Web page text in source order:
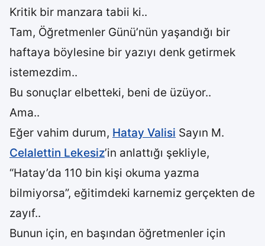
Kritik bir manzara tabii ki..
Tam, Öğretmenler Günü’nün yaşandığı bir
haftaya böylesine bir yazıyı denk getirmek
istemezdim..
Bu sonuçlar elbetteki, beni de üzüyor..
Ama..
Eğer vahim durum, Hatay Valisi Sayın M.
Celalettin Lekesiz’in anlattığı şekliyle,
“Hatay’da 110 bin kişi okuma yazma
bilmiyorsa”, eğitimdeki karnemiz gerçekten de
zayıf..
Bunun için, en başından öğretmenler için